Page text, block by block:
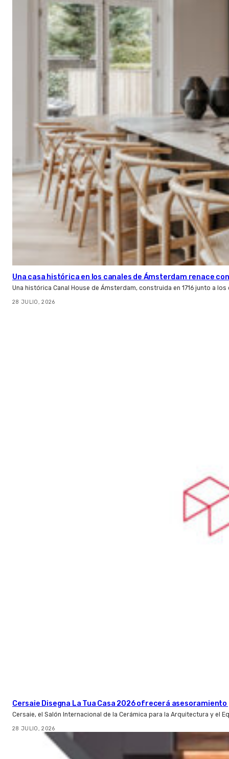
Una casa histórica en los canales de Ámsterdam renace
Una histórica Canal House de Ámsterdam, construida en 1716 junto a
28 JULIO, 2026
Cersaie Disegna La Tua Casa 2026 ofrecerá
Cersaie, el Salón Internacional de la Cerámica para la Arquitectura y el
28 JULIO, 2026